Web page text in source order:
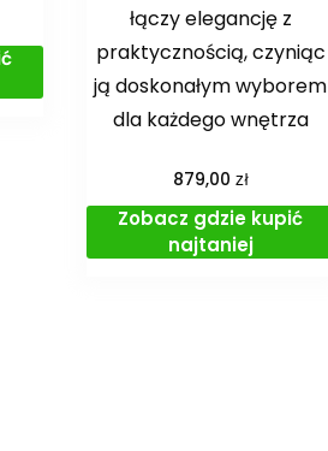
łączy elegancję z
praktycznością, czyniąc
ją doskonałym wyborem
dla każdego wnętrza
879,00 zł
Zobacz gdzie kupić
najtaniej